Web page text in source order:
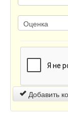
Добавить